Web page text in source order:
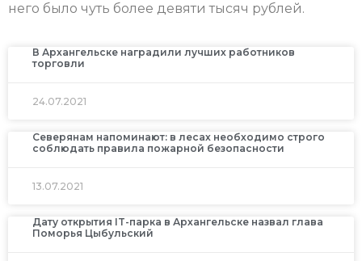
него было чуть более девяти тысяч рублей.
В Архангельске наградили лучших работников
торговли
24.07.2021
Северянам напоминают: в лесах необходимо строго
соблюдать правила пожарной безопасности
13.07.2021
Дату открытия IT-парка в Архангельске назвал глава
Поморья Цыбульский